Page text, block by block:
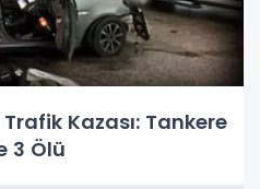
Kazası: Tankere
3 Ölü